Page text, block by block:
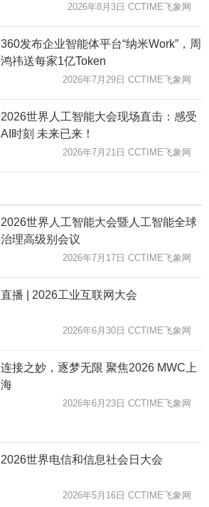
2026年8月3日 CCTIME飞象网
360发布企业智能体平台“纳米Work”，周
鸿祎送每家1亿Token
2026年7月29日 CCTIME飞象网
2026世界人工智能大会现场直击：感受
AI时刻 未来已来！
2026年7月21日 CCTIME飞象网
2026世界人工智能大会暨人工智能全球
治理高级别会议
2026年7月17日 CCTIME飞象网
直播 | 2026工业互联网大会
2026年6月30日 CCTIME飞象网
连接之妙，逐梦无限 聚焦2026 MWC上
海
2026年6月23日 CCTIME飞象网
2026世界电信和信息社会日大会
2026年5月16日 CCTIME飞象网